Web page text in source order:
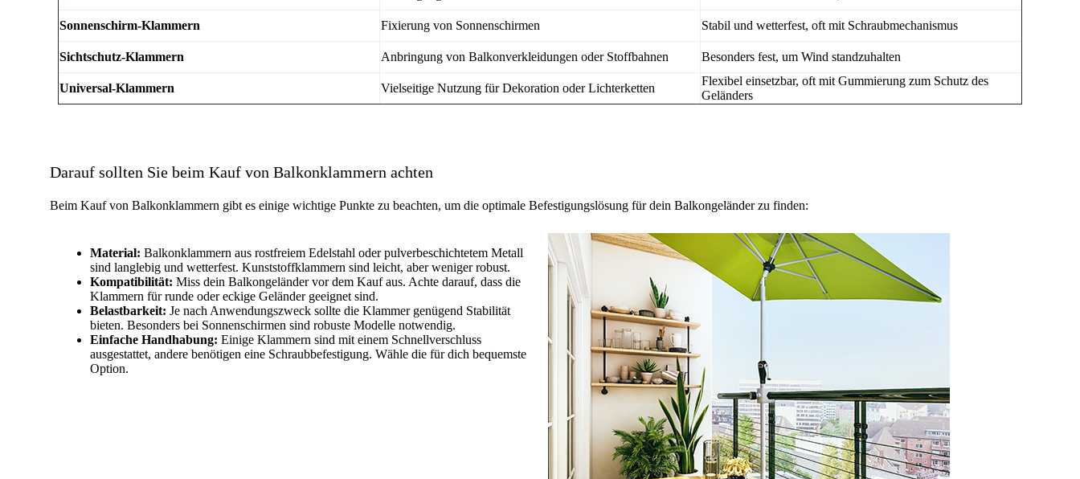
Sonnenschirm-Klammern Fixierung von Sonnenschirmen Stabil und wetterfest, oft mit Schraubmechanismus
Sichtschutz-Klammern Anbringung von Balkonverkleidungen oder Stoffbahnen Besonders fest, um Wind standzuhalten
Universal-Klammern Vielseitige Nutzung für Dekoration oder Lichterketten
Flexibel einsetzbar, oft mit Gummierung zum Schutz des
Geländers
Darauf sollten Sie beim Kauf von Balkonklammern achten
Beim Kauf von Balkonklammern gibt es einige wichtige Punkte zu beachten, um die optimale Befestigungslösung für dein Balkongeländer zu finden:
Material: Balkonklammern aus rostfreiem Edelstahl oder pulverbeschichtetem Metall
sind langlebig und wetterfest. Kunststoffklammern sind leicht, aber weniger robust.
Kompatibilität: Miss dein Balkongeländer vor dem Kauf aus. Achte darauf, dass die
Klammern für runde oder eckige Geländer geeignet sind.
Belastbarkeit: Je nach Anwendungszweck sollte die Klammer genügend Stabilität
bieten. Besonders bei Sonnenschirmen sind robuste Modelle notwendig.
Einfache Handhabung: Einige Klammern sind mit einem Schnellverschluss
ausgestattet, andere benötigen eine Schraubbefestigung. Wähle die für dich bequemste
Option.